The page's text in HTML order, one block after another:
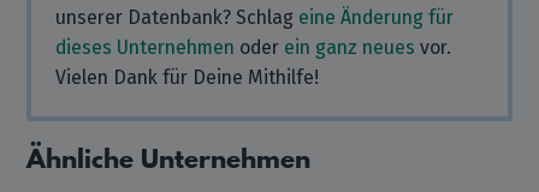
unserer Datenbank? Schlag eine Änderung für
dieses Unternehmen oder ein ganz neues vor.
Vielen Dank für Deine Mithilfe!
Ähnliche Unternehmen